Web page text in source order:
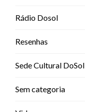
Rádio Dosol
Resenhas
Sede Cultural DoSol
Sem categoria